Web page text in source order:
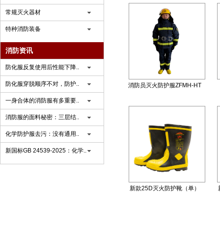
常规灭火器材
特种消防装备
消防资讯
防化服反复使用后性能下降..
防化服穿脱顺序不对，防护..
一身合体的消防服有多重要..
消防服的面料秘密：三层结..
化学防护服去污：没有通用..
新国标GB 24539-2025：化学..
消防员灭火防护服ZFMH-HT
新款25D灭火防护靴（单）